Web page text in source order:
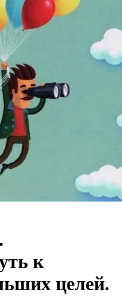
к
целей.